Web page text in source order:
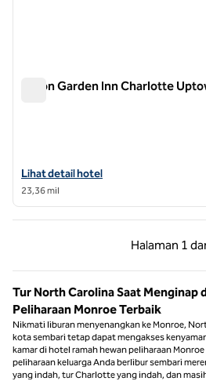
Hilton Garden Inn Charlotte
Lihat detail hotel untuk Hilton Garden
Lihat detail hotel
23,36 mil
Halaman
Halaman 1
Tur North Carolina Saat Menginap
Peliharaan Monroe Terbaik
Nikmati liburan menyenangkan ke Monroe,
kota sembari tetap dapat mengakses
kamar di hotel ramah hewan peliharaan
peliharaan keluarga Anda berlibur sembari
yang indah, tur Charlotte yang indah, dan